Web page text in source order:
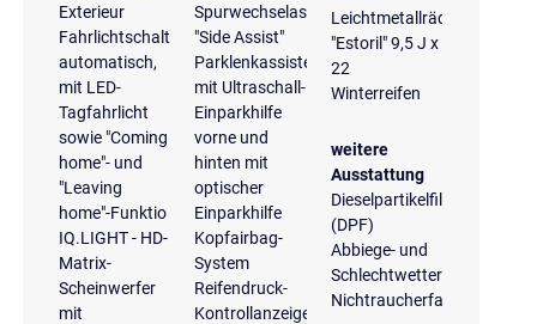
Exterieur
Fahrlichtschaltung
automatisch,
mit LED-
Tagfahrlicht
sowie "Coming
home"- und
"Leaving
home"-Funktio
IQ.LIGHT - HD-
Matrix-
Scheinwerfer
mit
Spurwechselassistent
"Side Assist"
Parklenkassistent
mit Ultraschall-
Einparkhilfe
vorne und
hinten mit
optischer
Einparkhilfe
Kopfairbag-
System
Reifendruck-
Kontrollanzeige
Leichtmetallräder
"Estoril" 9,5 J x
22
Winterreifen
weitere
Ausstattung
Dieselpartikelfilter
(DPF)
Abbiege- und
Schlechtwetterlicht
Nichtraucherfahrzeug